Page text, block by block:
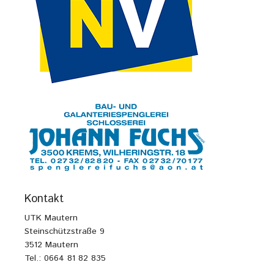
Kontakt
UTK Mautern
Steinschützstraße 9
3512 Mautern
Tel.: 0664 81 82 835